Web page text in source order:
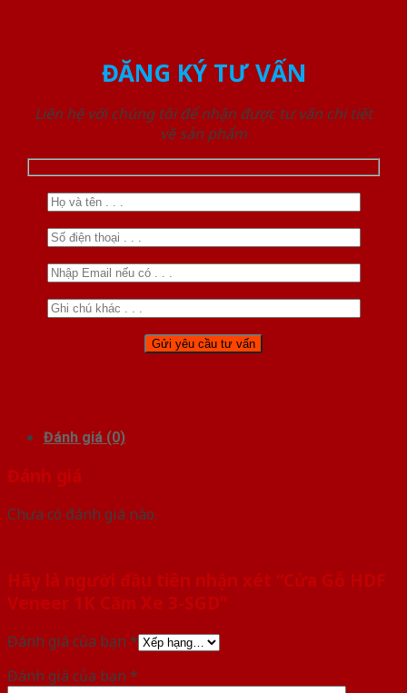
ĐĂNG KÝ TƯ VẤN
Liên hệ với chúng tôi để nhận được tư vấn chi tiết
về sản phẩm
Đánh giá (0)
Đánh giá
Chưa có đánh giá nào.
Hãy là người đầu tiên nhận xét “Cửa Gỗ HDF
Veneer 1K Căm Xe 3-SGD”
Đánh giá của bạn *
Đánh giá của bạn *